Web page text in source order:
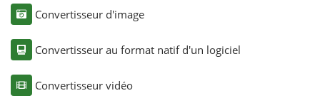
Convertisseur d'image
Convertisseur au format natif d'un logiciel
Convertisseur vidéo